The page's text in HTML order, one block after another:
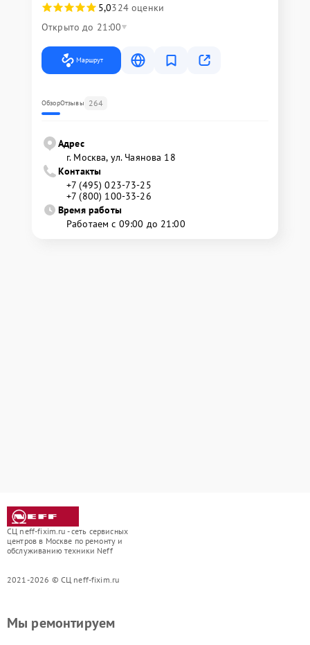
5,0324 оценки
Открыто до 21:00
Маршрут
ОбзорОтзывы 264
Адрес
г. Москва, ул. Чаянова 18
Контакты
+7 (495) 023-73-25
+7 (800) 100-33-26
Время работы
Работаем с 09:00 до 21:00
СЦ neff-fixim.ru - сеть сервисных
центров в Москве по ремонту и
обслуживанию техники Neff
2021-2026 © СЦ neff-fixim.ru
Мы ремонтируем